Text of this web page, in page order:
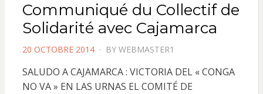
Communiqué du Collectif de
Solidarité avec Cajamarca
POSTED
20 OCTOBRE 2014 BY WEBMASTER1
SALUDO A CAJAMARCA : VICTORIA DEL « CONGA
NO VA » EN LAS URNAS EL COMITÉ DE